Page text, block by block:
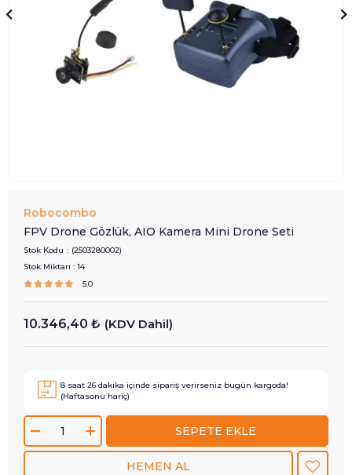
Robocombo
FPV Drone Gözlük, AIO Kamera Mini Drone Seti
Stok Kodu
(2503280002)
Stok Miktarı : 14
5.0
10.346,40 ₺ (KDV Dahil)
8 saat 26 dakika içinde sipariş verirseniz bugün kargoda!
(Haftasonu hariç)